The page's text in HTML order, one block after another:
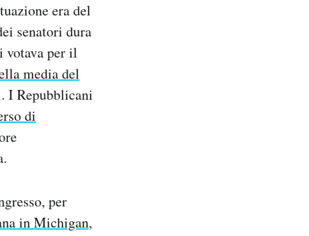
era del
senatori dura
votava per il
media del
I Repubblicani
di
per
in Michigan,